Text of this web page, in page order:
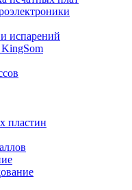
испарений
пластин